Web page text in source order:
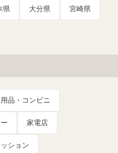
県 大分県 宮崎県
品・コンビニ
家電店
ション